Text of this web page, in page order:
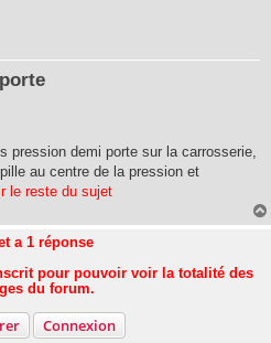
pression demi porte sur la carrosserie,
au centre de la pression et
le reste du sujet
a 1 réponse
pour pouvoir voir la totalité des
du forum.
Connexion